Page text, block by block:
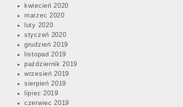
kwiecień 2020
marzec 2020
luty 2020
styczeń 2020
grudzień 2019
listopad 2019
październik 2019
wrzesień 2019
sierpień 2019
lipiec 2019
czerwiec 2019